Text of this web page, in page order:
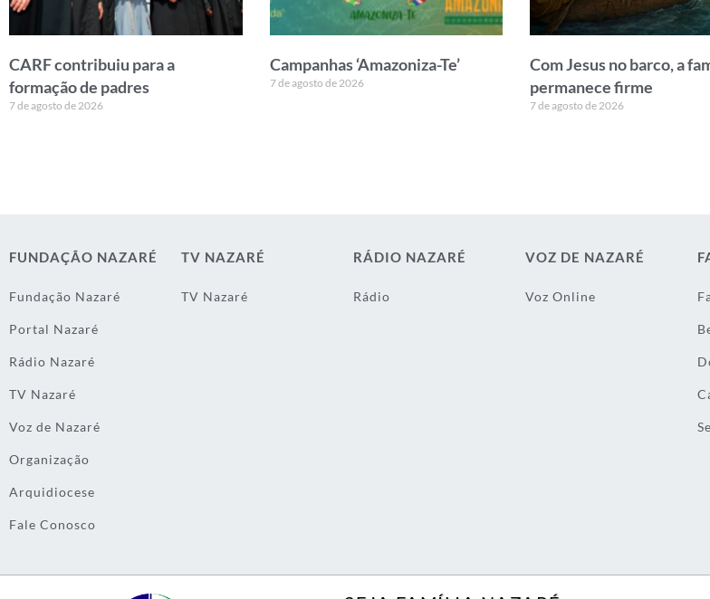
CARF contribuiu para a
formação de padres
7 de agosto de 2026
Campanhas ‘Amazoniza-Te’
7 de agosto de 2026
Com Jesus no barco, a
permanece firme
7 de agosto de 2026
FUNDAÇÃO NAZARÉ
Fundação Nazaré
Portal Nazaré
Rádio Nazaré
TV Nazaré
Voz de Nazaré
Organização
Arquidiocese
Fale Conosco
TV NAZARÉ
TV Nazaré
RÁDIO NAZARÉ
Rádio
VOZ DE NAZARÉ
Voz Online